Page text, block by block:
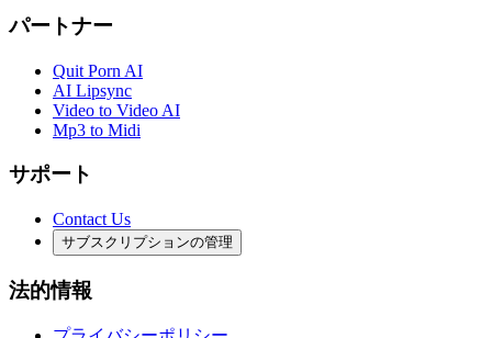
パートナー
Quit Porn AI
AI Lipsync
Video to Video AI
Mp3 to Midi
サポート
Contact Us
サブスクリプションの管理
法的情報